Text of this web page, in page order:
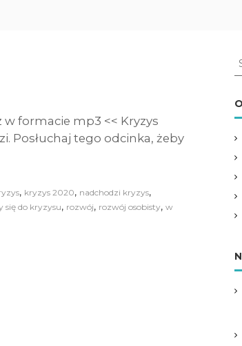
w formacie mp3 << Kryzys
Posłuchaj tego odcinka, żeby
, kryzys 2020, nadchodzi kryzys,
do kryzysu, rozwój, rozwój osobisty, w
S
e
r
c
f
o
r